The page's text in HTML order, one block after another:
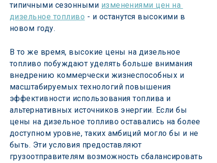
типичными сезонными изменениями цен на
дизельное топливо - и останутся высокими в
новом году.
В то же время, высокие цены на дизельное
топливо побуждают уделять больше внимания
внедрению коммерчески жизнеспособных и
масштабируемых технологий повышения
эффективности использования топлива и
альтернативных источников энергии. Если бы
цены на дизельное топливо оставались на более
доступном уровне, таких амбиций могло бы и не
быть. Эти условия предоставляют
грузоотправителям возможность сбалансировать